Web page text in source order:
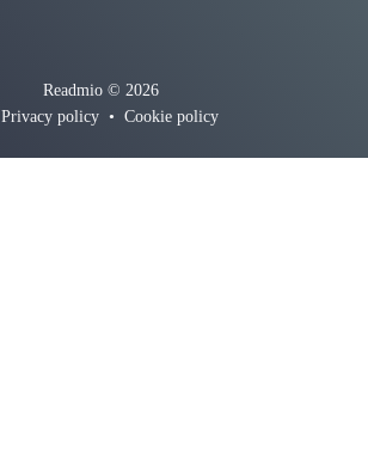
Readmio © 2026
Privacy policy • Cookie policy